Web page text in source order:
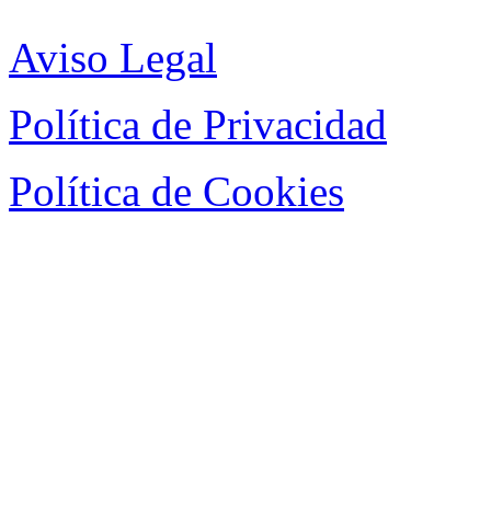
Aviso Legal
Política de Privacidad
Política de Cookies